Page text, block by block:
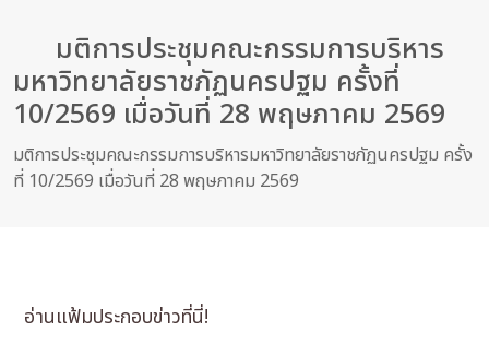
มติการประชุมคณะกรรมการบริหาร
มหาวิทยาลัยราชภัฏนครปฐม ครั้งที่
10/2569 เมื่อวันที่ 28 พฤษภาคม 2569
มติการประชุมคณะกรรมการบริหารมหาวิทยาลัยราชภัฏนครปฐม ครั้ง
ที่ 10/2569 เมื่อวันที่ 28 พฤษภาคม 2569
อ่านแฟ้มประกอบข่าวที่นี่!